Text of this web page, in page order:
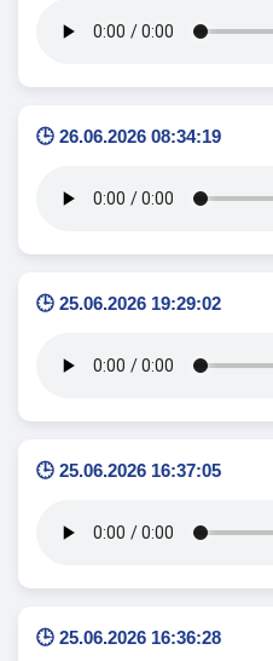
🕒 26.06.2026 08:34:19
🕒 25.06.2026 19:29:02
🕒 25.06.2026 16:37:05
🕒 25.06.2026 16:36:28